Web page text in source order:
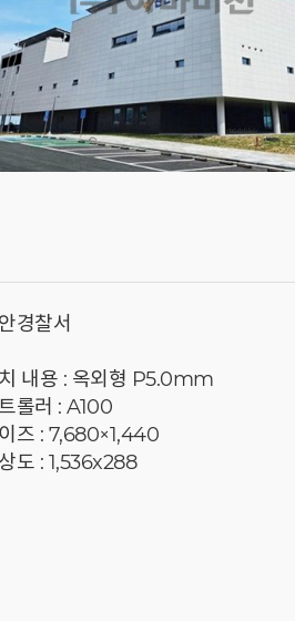
경찰서
내용 : 옥외형 P5.0mm
롤러 : A100
즈 : 7,680×1,440
도 : 1,536x288